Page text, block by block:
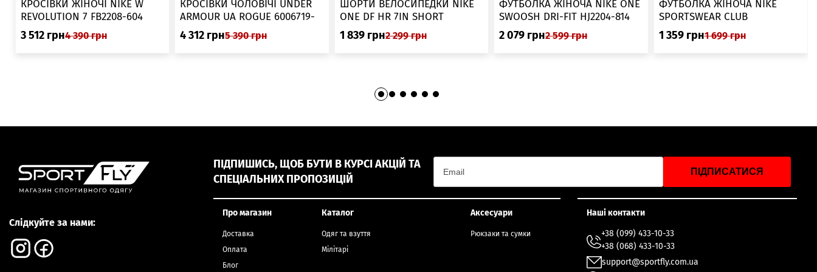
КРОСІВКИ ЖІНОЧІ NIKE W
REVOLUTION 7 FB2208-604
3 512 грн4 390 грн
КРОСІВКИ ЧОЛОВІЧІ UNDER
ARMOUR UA ROGUE 6006719-
025
4 312 грн5 390 грн
ШОРТИ ВЕЛОСИПЕДКИ NIKE
ONE DF HR 7IN SHORT
DV9022-010
1 839 грн2 299 грн
ФУТБОЛКА ЖІНОЧА NIKE ONE
SWOOSH DRI-FIT HJ2204-814
2 079 грн2 599 грн
ФУТБОЛКА ЖІНОЧА NIKE
SPORTSWEAR CLUB
ESSENTIALS DX7902-286
1 359 грн1 699 грн
Слідкуйте за нами:
ПІДПИШИСЬ, ЩОБ БУТИ В КУРСІ АКЦІЙ ТА
СПЕЦІАЛЬНИХ ПРОПОЗИЦІЙ
ПІДПИСАТИСЯ
Про магазин
Доставка
Оплата
Блог
Каталог
Одяг та взуття
Мілітарі
Аксесуари
Рюкзаки та сумки
Наші контакти
+38 (099) 433-10-33
+38 (068) 433-10-33
support@sportfly.com.ua